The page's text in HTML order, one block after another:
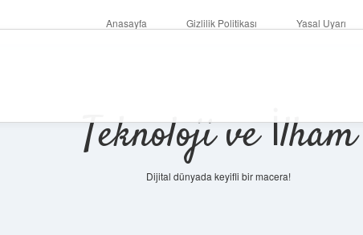
Anasayfa Gizlilik Politikası Yasal Uyarı
Teknoloji ve İlham
Dijital dünyada keyifli bir macera!